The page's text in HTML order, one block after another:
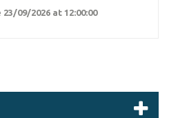
23/09/2026 at 12:00:00